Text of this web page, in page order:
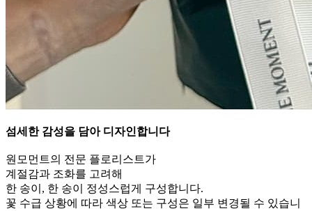
섬세한 감성을 담아 디자인합니다
원모먼트의 전문 플로리스트가
계절감과 조화를 고려해
한 송이, 한 송이 정성스럽게 구성합니다.
꽃 수급 상황에 따라 색상 또는 구성은 일부 변경될 수 있습니